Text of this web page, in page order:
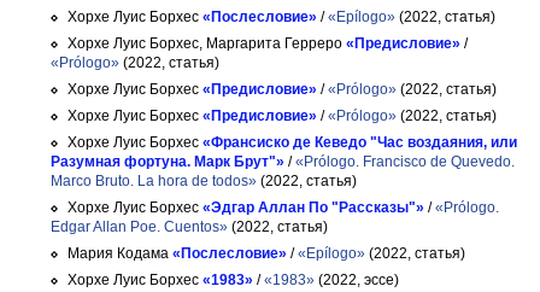
Хорхе Луис Борхес «Послесловие» /«Epílogo» (2022, статья)
Хорхе Луис Борхес, Маргарита Герреро «Предисловие» /
«Prólogo» (2022, статья)
Хорхе Луис Борхес «Предисловие» /«Prólogo» (2022, статья)
Хорхе Луис Борхес «Предисловие» /«Prólogo» (2022, статья)
Хорхе Луис Борхес «Франсиско де Кеведо "Час воздаяния, или
Разумная фортуна. Марк Брут"» /«Prólogo. Francisco de Quevedo.
Marco Bruto. La hora de todos» (2022, статья)
Хорхе Луис Борхес «Эдгар Аллан По "Рассказы"» /«Prólogo.
Edgar Allan Poe. Cuentos» (2022, статья)
Мария Кодама «Послесловие» /«Epílogo» (2022, статья)
Хорхе Луис Борхес «1983» /«1983» (2022, эссе)